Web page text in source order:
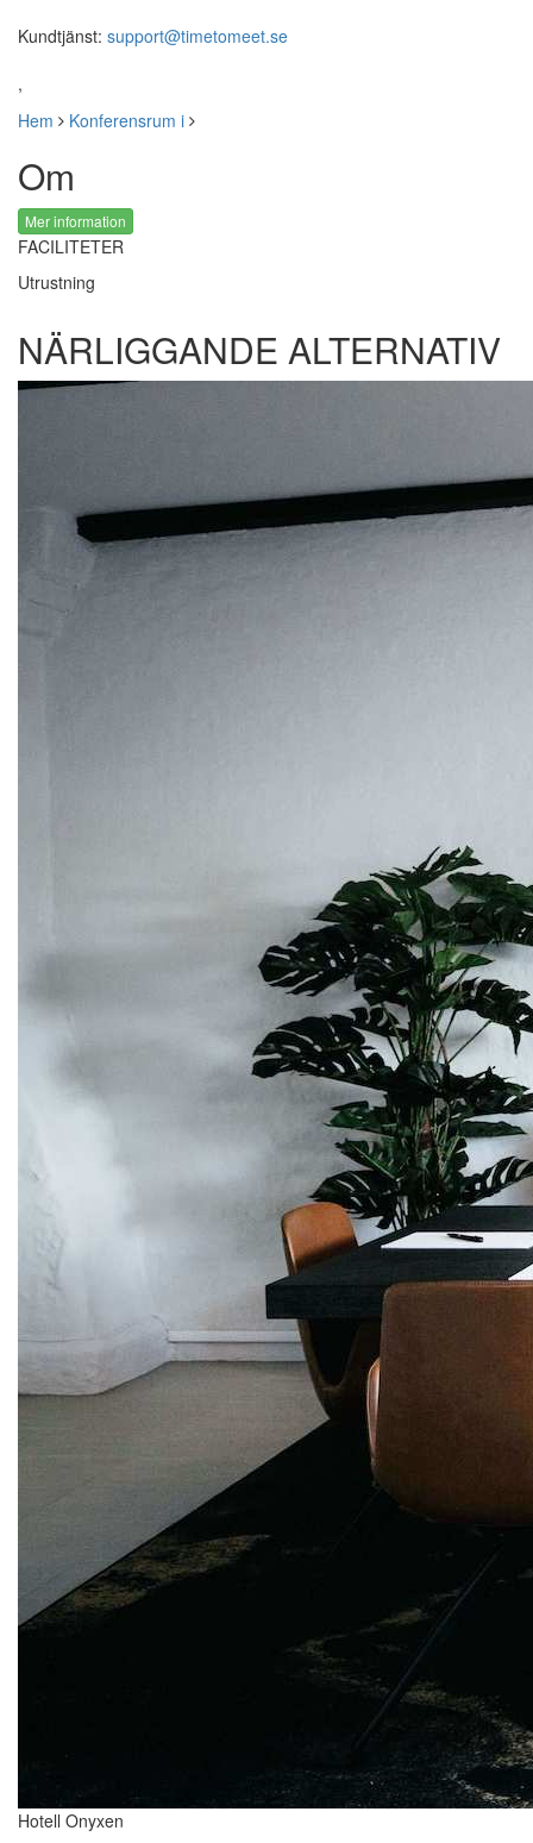
Kundtjänst: support@timetomeet.se
,
Hem
Konferensrum i
Om
Mer information
FACILITETER
Utrustning
NÄRLIGGANDE ALTERNATIV
Hotell Onyxen